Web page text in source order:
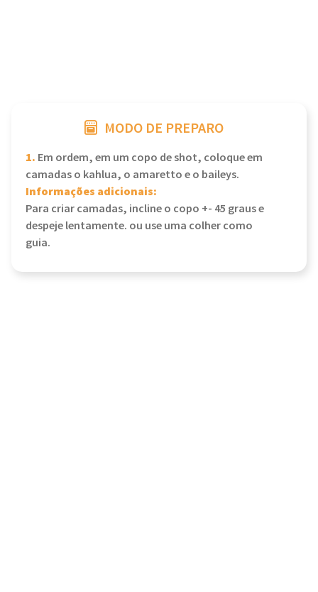
MODO DE PREPARO
1. Em ordem, em um copo de shot, coloque em
camadas o kahlua, o amaretto e o baileys.
Informações adicionais:
Para criar camadas, incline o copo +- 45 graus e
despeje lentamente. ou use uma colher como
guia.